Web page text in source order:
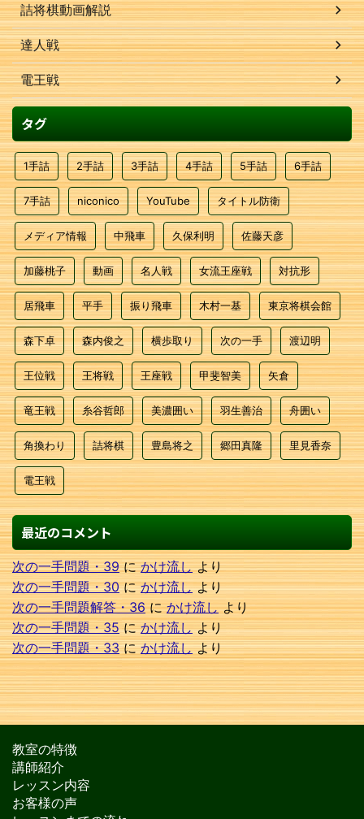
詰将棋動画解説
達人戦
電王戦
タグ
1手詰 2手詰 3手詰 4手詰 5手詰 6手詰
7手詰 niconico YouTube タイトル防衛
メディア情報 中飛車 久保利明 佐藤天彦
加藤桃子 動画 名人戦 女流王座戦 対抗形
居飛車 平手 振り飛車 木村一基 東京将棋会館
森下卓 森内俊之 横歩取り 次の一手 渡辺明
王位戦 王将戦 王座戦 甲斐智美 矢倉
竜王戦 糸谷哲郎 美濃囲い 羽生善治 舟囲い
角換わり 詰将棋 豊島将之 郷田真隆 里見香奈
電王戦
最近のコメント
次の一手問題・39にかけ流しより
次の一手問題・30にかけ流しより
次の一手問題解答・36にかけ流しより
次の一手問題・35にかけ流しより
次の一手問題・33にかけ流しより
教室の特徴
講師紹介
レッスン内容
お客様の声